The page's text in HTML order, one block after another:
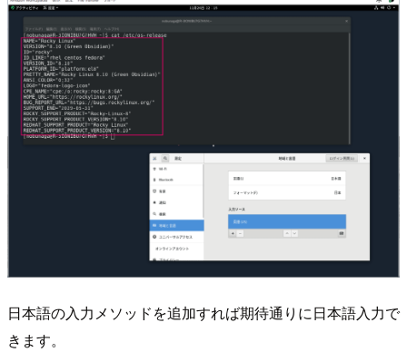
日本語の入力メソッドを追加すれば期待通りに日本語入力で
きます。